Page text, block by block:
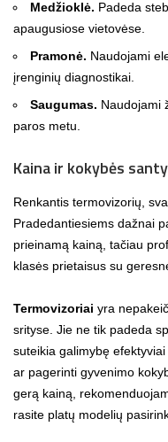
Medžioklė. Padeda
apaugusiose vietovėse.
Pramonė. Naudojami
įrenginių diagnostikai.
Saugumas. Naudojami
paros metu.
Kaina ir kokybės
Renkantis termovizorių,
Pradedantiesiems dažnai
prieinamą kainą, tačiau
klasės prietaisus su
Termovizoriai yra
srityse. Jie ne tik padeda
suteikia galimybę
ar pagerinti gyvenimo
gerą kainą,
rasite platų modelių